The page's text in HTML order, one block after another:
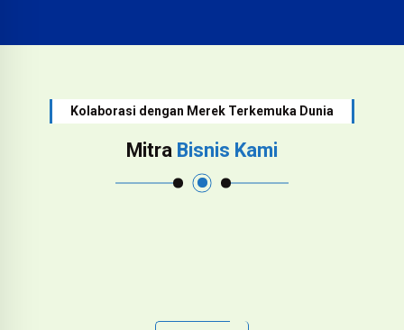
Kolaborasi dengan Merek Terkemuka Dunia
Mitra Bisnis Kami